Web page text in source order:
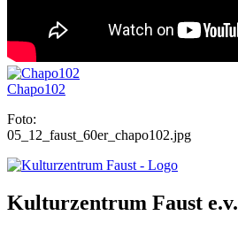
Chapo102
Foto:
05_12_faust_60er_chapo102.jpg
Kulturzentrum Faust e.v.